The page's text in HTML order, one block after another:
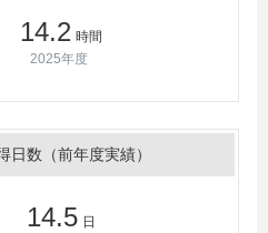
14.2 時間
2025年度
日数（前年度実績）
14.5 日